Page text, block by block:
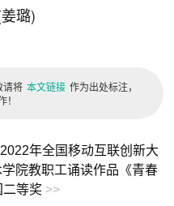
璐)
请将 本文链接 作为出处标注，
！
年全国移动互联创新大
院教职工诵读作品《青春
二等奖 >>